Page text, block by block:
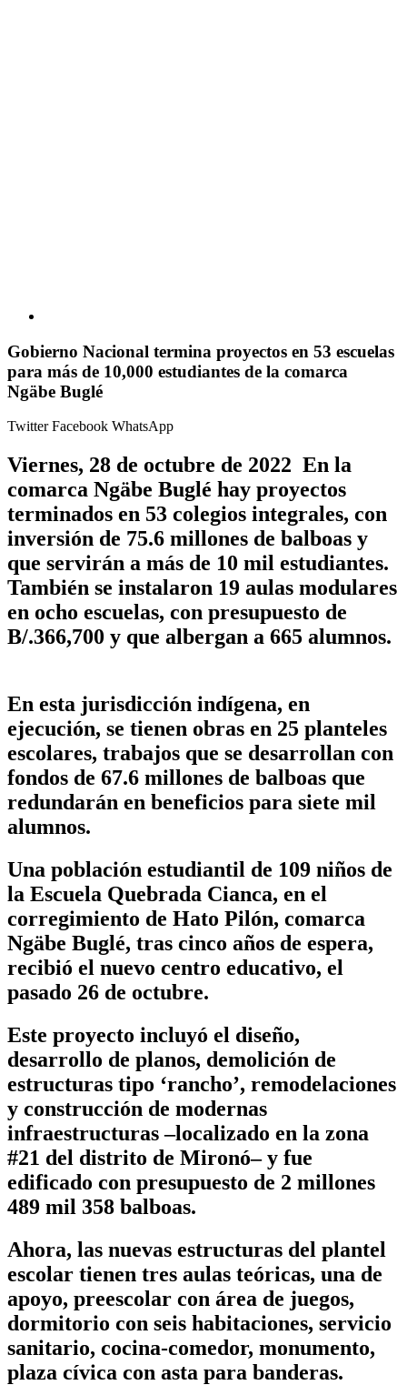
Gobierno Nacional termina proyectos en 53 escuelas
para más de 10,000 estudiantes de la comarca
Ngäbe Buglé
TwitterFacebook WhatsApp
Viernes, 28 de octubre de 2022 En la
comarca Ngäbe Buglé hay proyectos
terminados en 53 colegios integrales, con
inversión de 75.6 millones de balboas y
que servirán a más de 10 mil estudiantes.
También se instalaron 19 aulas modulares
en ocho escuelas, con presupuesto de
B/.366,700 y que albergan a 665 alumnos.
En esta jurisdicción indígena, en
ejecución, se tienen obras en 25 planteles
escolares, trabajos que se desarrollan con
fondos de 67.6 millones de balboas que
redundarán en beneficios para siete mil
alumnos.
Una población estudiantil de 109 niños de
la Escuela Quebrada Cianca, en el
corregimiento de Hato Pilón, comarca
Ngäbe Buglé, tras cinco años de espera,
recibió el nuevo centro educativo, el
pasado 26 de octubre.
Este proyecto incluyó el diseño,
desarrollo de planos, demolición de
estructuras tipo ‘rancho’, remodelaciones
y construcción de modernas
infraestructuras –localizado en la zona
#21 del distrito de Mironó– y fue
edificado con presupuesto de 2 millones
489 mil 358 balboas.
Ahora, las nuevas estructuras del plantel
escolar tienen tres aulas teóricas, una de
apoyo, preescolar con área de juegos,
dormitorio con seis habitaciones, servicio
sanitario, cocina-comedor, monumento,
plaza cívica con asta para banderas.